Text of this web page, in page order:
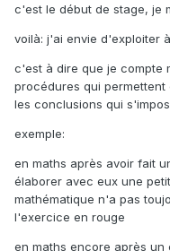
c'est le début de stage, je
voilà: j'ai envie d'exploiter
c'est à dire que je compte
procédures qui
les conclusions qui
exemple:
en maths après avoir fait
élaborer avec eux une
mathématique n'a pas
l'exercice en rouge
en maths encore après